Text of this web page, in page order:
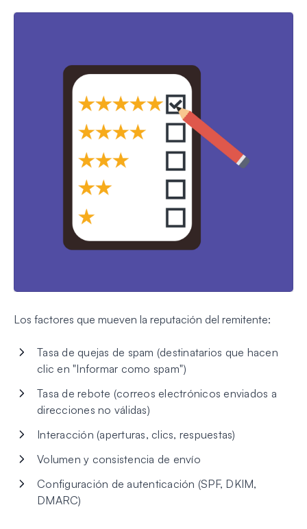
Los factores que mueven la reputación del remitente:
Tasa de quejas de spam (destinatarios que hacen
clic en "Informar como spam")
Tasa de rebote (correos electrónicos enviados a
direcciones no válidas)
Interacción (aperturas, clics, respuestas)
Volumen y consistencia de envío
Configuración de autenticación (SPF, DKIM,
DMARC)